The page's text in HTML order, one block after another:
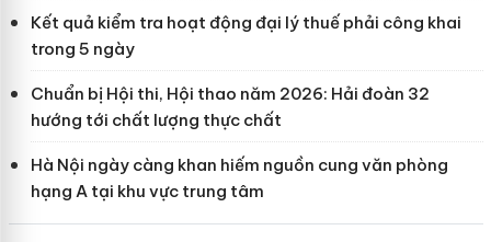
Kết quả kiểm tra hoạt động đại lý thuế phải công khai
trong 5 ngày
Chuẩn bị Hội thi, Hội thao năm 2026: Hải đoàn 32
hướng tới chất lượng thực chất
Hà Nội ngày càng khan hiếm nguồn cung văn phòng
hạng A tại khu vực trung tâm